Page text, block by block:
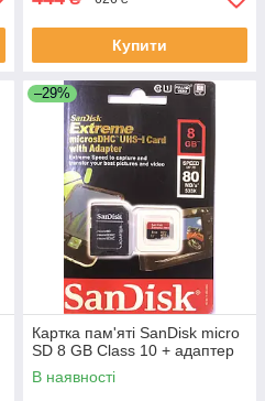
Купити
–29%
Картка пам'яті SanDisk micro
SD 8 GB Class 10 + адаптер
В наявності